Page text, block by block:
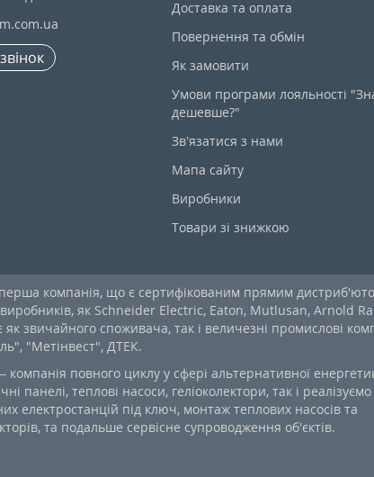
Доставка та оплата
Повернення та обмін
Як замовити
Умови програми лояльності
дешевше?"
Зв’язатися з нами
Мапа сайту
Виробники
Товари зі знижкою
компанія, що є сертифікованим прямим
як Schneider Electric, Eaton, Mutlusan, Arnold
як звичайного споживача, так і величезні промислові
"Метінвест", ДТЕК.
компанія повного циклу у сфері альтернативної
панелі, теплові насоси, геліоколектори, так і реалізуємо
електростанцій під ключ, монтаж теплових насосів та
та подальше сервісне супроводження об'єктів.